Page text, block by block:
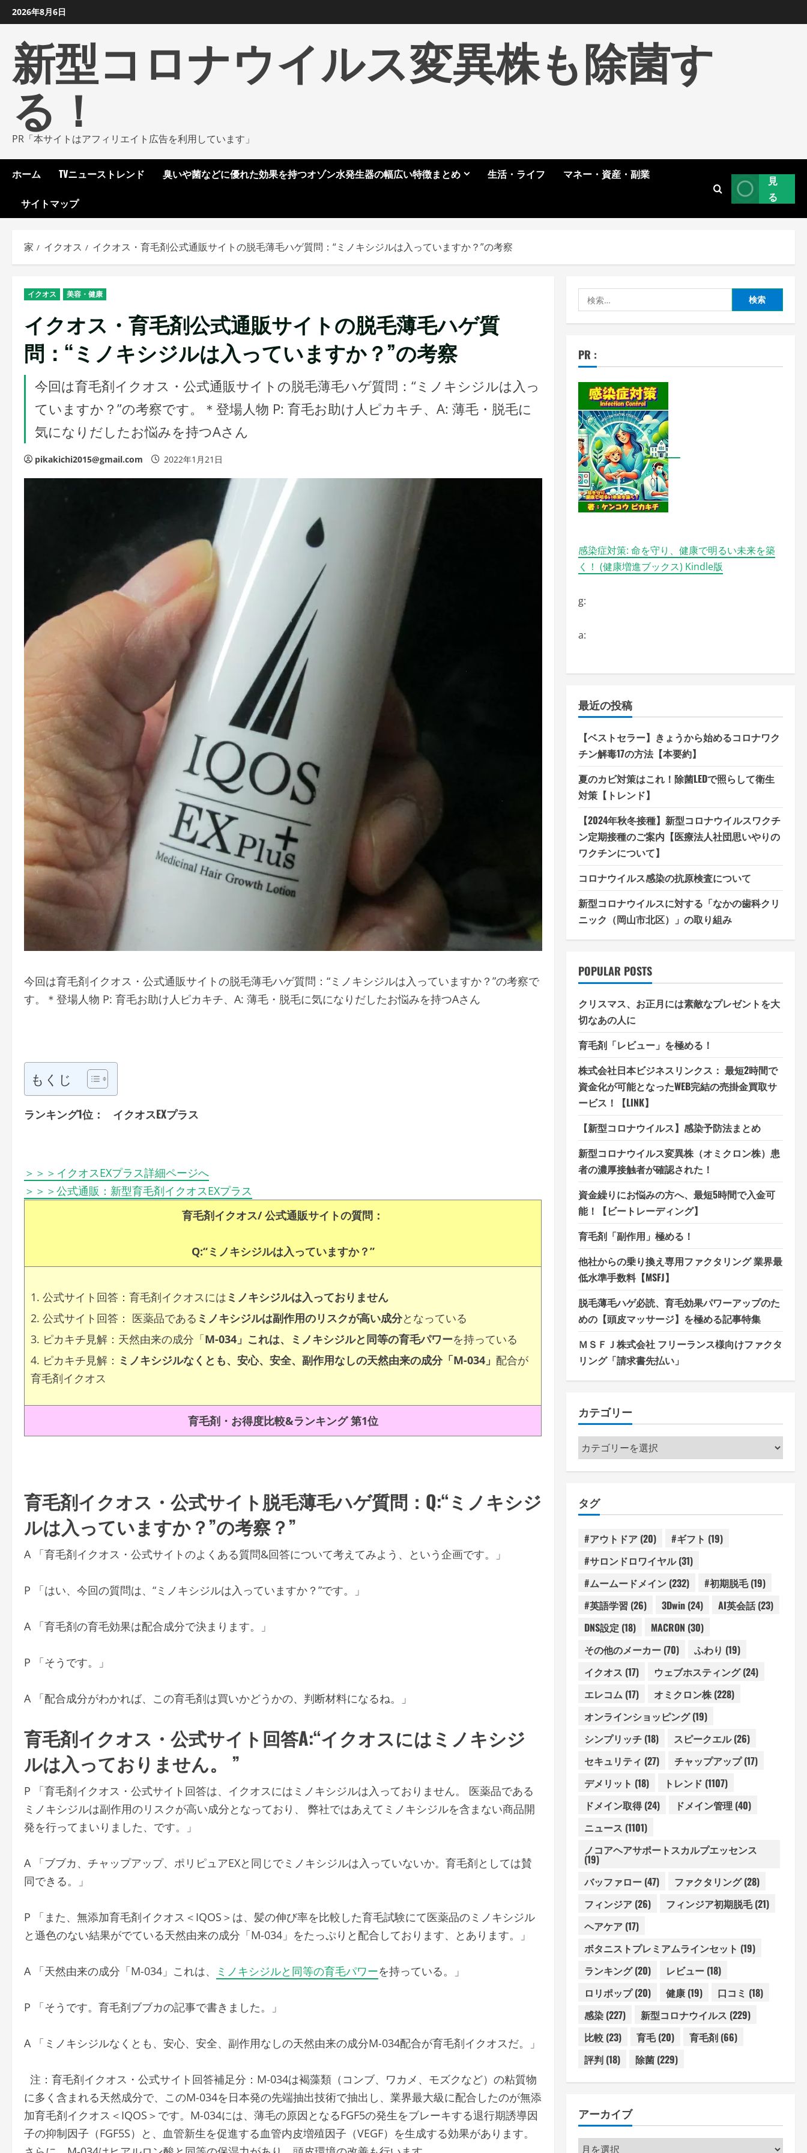
ン
2026年8月6日
新型コロナウイルス変異株も除菌す
る！
PR「本サイトはアフィリエイト広告を利用しています」
ホーム TVニューストレンド 臭いや菌などに優れた効果を持つオゾン水発生器の幅広い特徴まとめ 生活・ライフ マネー・資産・副業
サイトマップ
見
る
家 イクオス イクオス・育毛剤公式通販サイトの脱毛薄毛ハゲ質問：“ミノキシジルは入っていますか？”の考察
イクオス 美容・健康
イクオス・育毛剤公式通販サイトの脱毛薄毛ハゲ質
問：“ミノキシジルは入っていますか？”の考察
今回は育毛剤イクオス・公式通販サイトの脱毛薄毛ハゲ質問：“ミノキシジルは入っ
ていますか？”の考察です。＊登場人物 P: 育毛お助け人ピカキチ、A: 薄毛・脱毛に
気になりだしたお悩みを持つAさん
pikakichi2015@gmail.com 2022年1月21日
今回は育毛剤イクオス・公式通販サイトの脱毛薄毛ハゲ質問：“ミノキシジルは入っていますか？”の考察で
す。＊登場人物 P: 育毛お助け人ピカキチ、A: 薄毛・脱毛に気になりだしたお悩みを持つAさん
もくじ
ランキング1位： イクオスEXプラス
＞＞＞イクオスEXプラス詳細ページへ
＞＞＞公式通販：新型育毛剤イクオスEXプラス
育毛剤イクオス/ 公式通販サイトの質問：
Q:“ミノキシジルは入っていますか？”
公式サイト回答：育毛剤イクオスには ミノキシジルは入っておりません
公式サイト回答： 医薬品である ミノキシジルは副作用のリスクが高い成分となっている
ピカキチ見解：天然由来の成分「M-034」これは、ミノキシジルと同等の育毛パワーを持っている
ピカキチ見解： ミノキシジルなくとも、安心、安全、副作用なしの天然由来の成分「M-034」 配合が
育毛剤イクオス
育毛剤・お得度比較&ランキング 第1位
育毛剤イクオス・公式サイト脱毛薄毛ハゲ質問：Q:“ミノキシジ
ルは入っていますか？”の考察？”
A 「育毛剤イクオス・公式サイトのよくある質問&回答について考えてみよう、という企画です。」
P 「はい、今回の質問は、“ミノキシジルは入っていますか？”です。」
A 「育毛剤の育毛効果は配合成分で決まります。」
P 「そうです。」
A 「配合成分がわかれば、この育毛剤は買いかどうかの、判断材料になるね。」
育毛剤イクオス・公式サイト回答A:“イクオスにはミノキシジ
ルは入っておりません。 ”
P 「育毛剤イクオス・公式サイト回答は、イクオスにはミノキシジルは入っておりません。 医薬品である
ミノキシジルは副作用のリスクが高い成分となっており、 弊社ではあえてミノキシジルを含まない商品開
発を行ってまいりました、です。」
A 「ブブカ、チャップアップ、ポリピュアEXと同じでミノキシジルは入っていないか。育毛剤としては賛
同できる。」
P 「また、無添加育毛剤イクオス＜IQOS＞は、髪の伸び率を比較した育毛試験にて医薬品のミノキシジル
と遜色のない結果がでている天然由来の成分「M-034」をたっぷりと配合しております、とあります。」
A 「天然由来の成分「M-034」これは、 ミノキシジルと同等の育毛パワーを持っている。」
P 「そうです。育毛剤ブブカの記事で書きました。」
A 「ミノキシジルなくとも、安心、安全、副作用なしの天然由来の成分M-034配合が育毛剤イクオスだ。」
注：育毛剤イクオス・公式サイト回答補足分：M-034は褐藻類（コンブ、ワカメ、モズクなど）の粘質物
に多く含まれる天然成分で、このM-034を日本発の先端抽出技術で抽出し、業界最大級に配合したのが無添
加育毛剤イクオス＜IQOS＞です。M-034には、薄毛の原因となるFGF5の発生をブレーキする退行期誘導因
子の抑制因子（FGF5S）と、血管新生を促進する血管内皮増殖因子（VEGF）を生成する効果があります。
索:
PR :
感染症対策: 命を守り、健康で明るい未来を築
く！ (健康増進ブックス) Kindle版
g:
a:
最近の投稿
【ベストセラー】きょうから始めるコロナワク
チン解毒17の方法【本要約】
夏のカビ対策はこれ！除菌LEDで照らして衛生
対策【トレンド】
【2024年秋冬接種】新型コロナウイルスワクチ
ン定期接種のご案内【医療法人社団思いやりの
ワクチンについて】
コロナウイルス感染の抗原検査について
新型コロナウイルスに対する「なかの歯科クリ
ニック（岡山市北区）」の取り組み
POPULAR POSTS
クリスマス、お正月には素敵なプレゼントを大
切なあの人に
育毛剤「レビュー」を極める！
株式会社日本ビジネスリンクス： 最短2時間で
資金化が可能となったWEB完結の売掛金買取サ
ービス！【LINK】
【新型コロナウイルス】感染予防法まとめ
新型コロナウイルス変異株（オミクロン株）患
者の濃厚接触者が確認された！
資金繰りにお悩みの方へ、最短5時間で入金可
能！【ビートレーディング】
育毛剤「副作用」極める！
他社からの乗り換え専用ファクタリング 業界最
低水準手数料【MSFJ】
脱毛薄毛ハゲ必読、育毛効果パワーアップのた
めの【頭皮マッサージ】を極める記事特集
ＭＳＦＪ株式会社 フリーランス様向けファクタ
リング「請求書先払い」
カテゴリー
カ
テ
ー
タグ
#アウトドア(20) #ギフト (19)
#サロンドロワイヤル(31)
#ムームードメイン(232) #初期脱毛(19)
#英語学習 (26) 3Dwin(24) AI英会話(23)
DNS設定 (18) MACRON (30)
その他のメーカー(70) ふわり (19)
イクオス (17) ウェブホスティング(24)
エレコム(17) オミクロン株(228)
オンラインショッピング(19)
シンプリッチ(18) スピークエル(26)
セキュリティ (27) チャップアップ(17)
デメリット (18) トレンド (1107)
ドメイン取得(24) ドメイン管理 (40)
ニュース (1101)
ノコアヘアサポートスカルプエッセンス
(19)
バッファロー(47) ファクタリング(28)
フィンジア(26) フィンジア初期脱毛(21)
ヘアケア(17)
ボタニストプレミアムラインセット (19)
ランキング(20) レビュー(18)
ロリポップ(20) 健康(19) 口コミ (18)
感染(227) 新型コロナウイルス (229)
比較(23) 育毛(20) 育毛剤(66)
評判(18) 除菌(229)
アーカイブ
ア